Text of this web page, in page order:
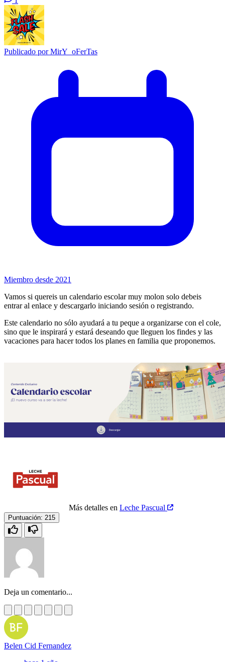
Publicado porMirY_oFerTas
Miembro desde 2021
Vamos si quereis un calendario escolar muy molon solo debeis
entrar al enlace y descargarlo iniciando sesión o registrando.
Este calendario no sólo ayudará a tu peque a organizarse con el cole,
sino que le inspirará y estará deseando que lleguen los findes y las
vacaciones para hacer todos los planes en familia que proponemos.
Más detalles en Leche Pascual
Puntuación: 215
Deja un comentario...
Belen Cid Fernandez